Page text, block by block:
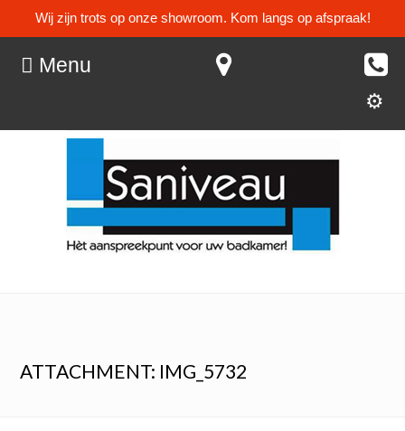
Wij zijn trots op onze showroom. Kom langs op afspraak!
Menu
ATTACHMENT: IMG_5732